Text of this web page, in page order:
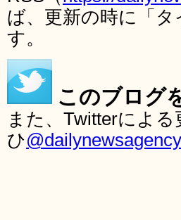
ば、更新の時に「
す。
このブログ
また、Twitterによ
ひ@dailynewsagency